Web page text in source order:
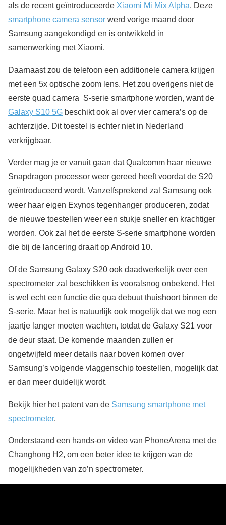
als de recent geïntroduceerde Xiaomi Mi Mix Alpha. Deze
smartphone camera sensor werd vorige maand door
Samsung aangekondigd en is ontwikkeld in
samenwerking met Xiaomi.
Daarnaast zou de telefoon een additionele camera krijgen
met een 5x optische zoom lens. Het zou overigens niet de
eerste quad camera S-serie smartphone worden, want de
Galaxy S10 5G beschikt ook al over vier camera’s op de
achterzijde. Dit toestel is echter niet in Nederland
verkrijgbaar.
Verder mag je er vanuit gaan dat Qualcomm haar nieuwe
Snapdragon processor weer gereed heeft voordat de S20
geïntroduceerd wordt. Vanzelfsprekend zal Samsung ook
weer haar eigen Exynos tegenhanger produceren, zodat
de nieuwe toestellen weer een stukje sneller en krachtiger
worden. Ook zal het de eerste S-serie smartphone worden
die bij de lancering draait op Android 10.
Of de Samsung Galaxy S20 ook daadwerkelijk over een
spectrometer zal beschikken is vooralsnog onbekend. Het
is wel echt een functie die qua debuut thuishoort binnen de
S-serie. Maar het is natuurlijk ook mogelijk dat we nog een
jaartje langer moeten wachten, totdat de Galaxy S21 voor
de deur staat. De komende maanden zullen er
ongetwijfeld meer details naar boven komen over
Samsung’s volgende vlaggenschip toestellen, mogelijk dat
er dan meer duidelijk wordt.
Bekijk hier het patent van de Samsung smartphone met
spectrometer.
Onderstaand een hands-on video van PhoneArena met de
Changhong H2, om een beter idee te krijgen van de
mogelijkheden van zo’n spectrometer.